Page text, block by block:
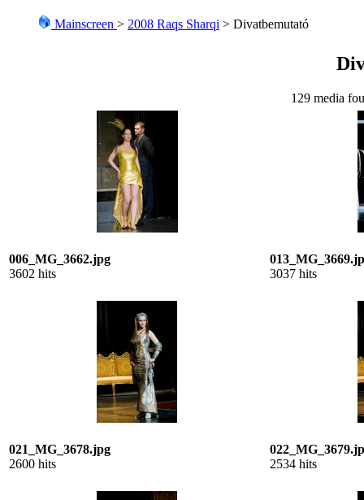
Mainscreen > 2008 Raqs Sharqi > Divatbemutató
129 media
006_MG_3662.jpg
3602 hits
3037 hits
021_MG_3678.jpg
2600 hits
2534 hits